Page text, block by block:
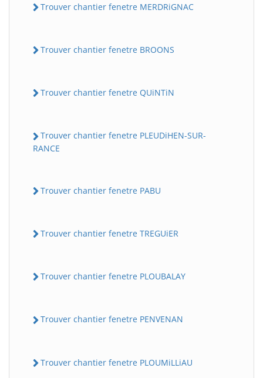
Trouver chantier fenetre MERDRiGNAC
Trouver chantier fenetre BROONS
Trouver chantier fenetre QUiNTiN
Trouver chantier fenetre PLEUDiHEN-SUR-
RANCE
Trouver chantier fenetre PABU
Trouver chantier fenetre TREGUiER
Trouver chantier fenetre PLOUBALAY
Trouver chantier fenetre PENVENAN
Trouver chantier fenetre PLOUMiLLiAU